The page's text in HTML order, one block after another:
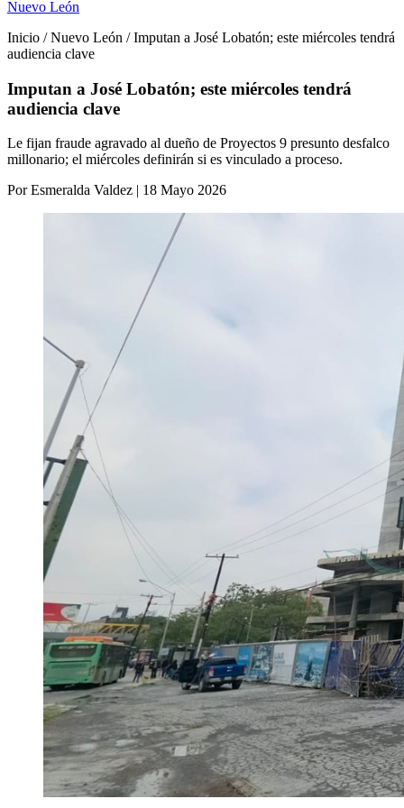
Nuevo León
Inicio / Nuevo León / Imputan a José Lobatón; este miércoles tendrá
audiencia clave
Imputan a José Lobatón; este miércoles tendrá
audiencia clave
Le fijan fraude agravado al dueño de Proyectos 9 presunto desfalco
millonario; el miércoles definirán si es vinculado a proceso.
Por Esmeralda Valdez | 18 Mayo 2026